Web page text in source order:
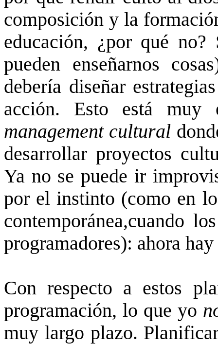
composición y la
educación, ¿por qué
pueden enseñarnos
debería diseñar
acción. Esto está muy
management cultural
desarrollar proyectos
Ya no se puede ir
por el instinto (como en
contemporánea,cuando
programadores): ahora
Con respecto a estos
programación, lo que yo
muy largo plazo.